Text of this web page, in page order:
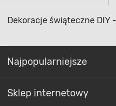
Dekoracje świąteczne DIY
Najpopularniejsze
Sklep internetowy